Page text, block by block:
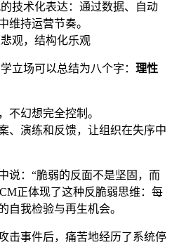
技术化表达：通过数据、自动
维持运营节奏。
观，结构化乐观
立场可以总结为八个字： 理性
不幻想完全控制。
、演练和反馈，让组织在失序中
说：“脆弱的反面不是坚固，而
正体现了这种反脆弱思维：每
自我检验与再生机会。
击事件后，痛苦地经历了系统停